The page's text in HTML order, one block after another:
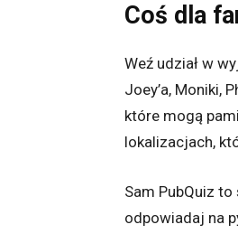
Coś dla
Weź udział w
Joey’a, Moniki,
które mogą
lokalizacjach,
Sam PubQuiz
odpowiadaj na